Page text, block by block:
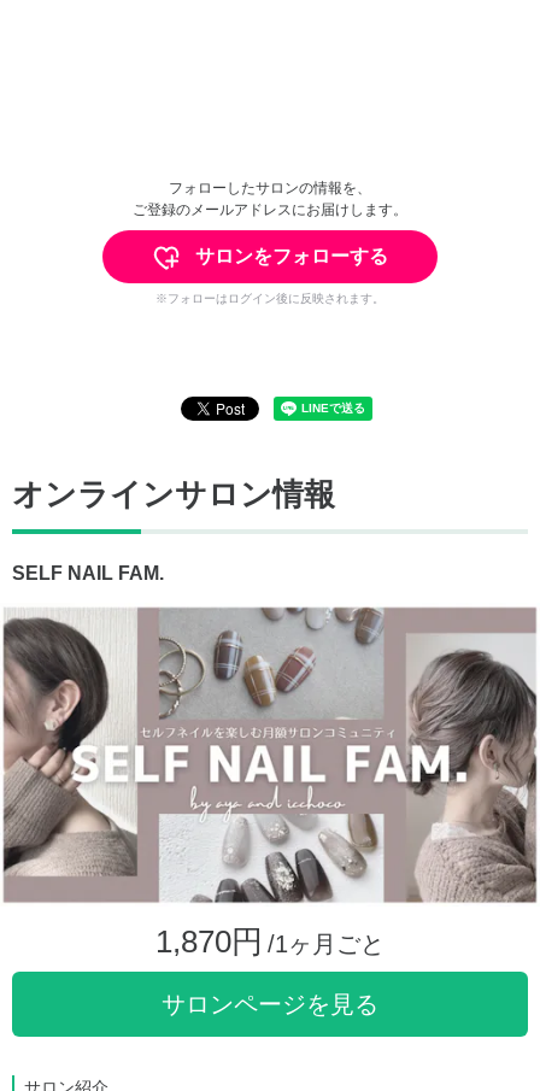
フォローしたサロンの情報を、
ご登録のメールアドレスにお届けします。
サロンをフォローする
※フォローはログイン後に反映されます。
オンラインサロン情報
SELF NAIL FAM.
1,870円 /1ヶ月ごと
サロンページを見る